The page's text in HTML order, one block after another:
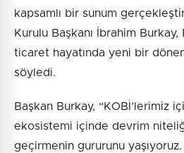
kapsamlı bir sunum
Kurulu Başkanı İbrahim Burkay,
ticaret hayatında yeni bir
söyledi.
Başkan Burkay, “KOBİ’lerimiz
ekosistemi içinde devrim
geçirmenin gururunu yaşıyoruz.